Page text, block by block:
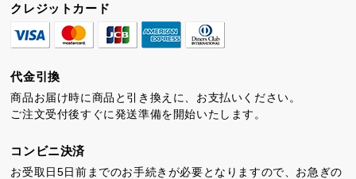
茶どころ 浜松しんふぉにー
特定商取引法に基づく表記
クレジットカード
代金引換
商品お届け時に商品と引き換えに、お支払いください。
ご注文受付後すぐに発送準備を開始いたします。
コンビニ決済
お受取日5日前までのお手続きが必要となりますので、お急ぎの